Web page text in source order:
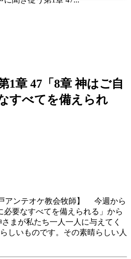
1章 47「8章 神はご自
すべてを備えられ
アンテオケ教会牧師】 今週から
必要なすべてを備えられる」から
まが私たち一人一人に与えてく
しいものです。その素晴らしい人